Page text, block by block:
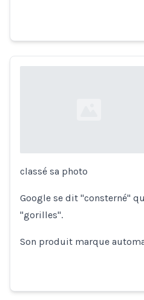
classé sa photo
Google se dit "consterné"
"gorilles".
Son produit marque